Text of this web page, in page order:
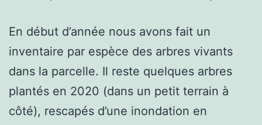
En début d’année nous avons fait un
inventaire par espèce des arbres vivants
dans la parcelle. Il reste quelques arbres
plantés en 2020 (dans un petit terrain à
côté), rescapés d’une inondation en